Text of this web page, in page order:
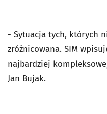
- Sytuacja tych, których
zróżnicowana. SIM
najbardziej
Jan Bujak.